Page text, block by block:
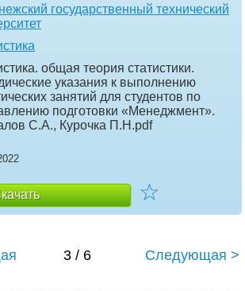
государственный технический
общая теория статистики.
указания к выполнению
занятий для студентов по
подготовки «Менеджмент».
С.А., Курочка П.Н .pdf
☆
3 / 6 Следующая >